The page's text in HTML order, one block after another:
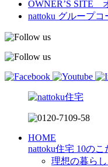
OWNER’S SITE
nattoku グループコ
HOME
nattoku住宅 10のこ
理想の暮ら